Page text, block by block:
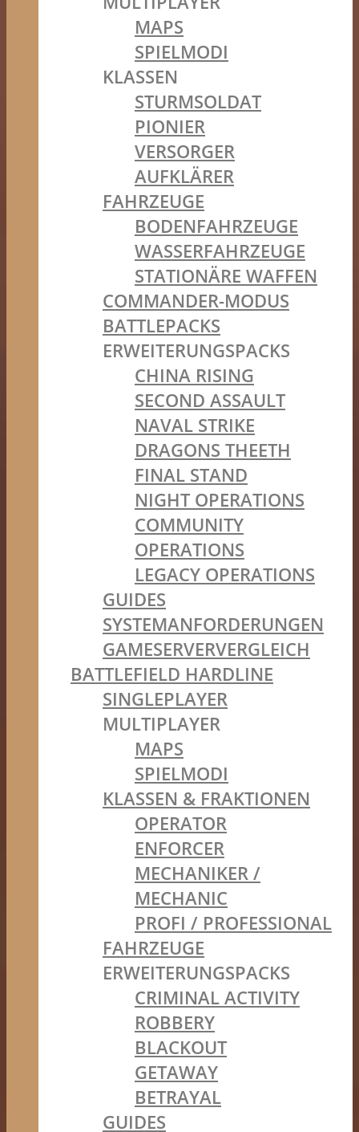
MAPS
SPIELMODI
KLASSEN
STURMSOLDAT
PIONIER
VERSORGER
AUFKLÄRER
FAHRZEUGE
BODENFAHRZEUGE
WASSERFAHRZEUGE
STATIONÄRE WAFFEN
COMMANDER-MODUS
BATTLEPACKS
ERWEITERUNGSPACKS
CHINA RISING
SECOND ASSAULT
NAVAL STRIKE
DRAGONS THEETH
FINAL STAND
NIGHT OPERATIONS
COMMUNITY
OPERATIONS
LEGACY OPERATIONS
GUIDES
SYSTEMANFORDERUNGEN
GAMESERVERVERGLEICH
BATTLEFIELD HARDLINE
SINGLEPLAYER
MULTIPLAYER
MAPS
SPIELMODI
KLASSEN & FRAKTIONEN
OPERATOR
ENFORCER
MECHANIKER /
MECHANIC
PROFI / PROFESSIONAL
FAHRZEUGE
ERWEITERUNGSPACKS
CRIMINAL ACTIVITY
ROBBERY
BLACKOUT
GETAWAY
BETRAYAL
GUIDES